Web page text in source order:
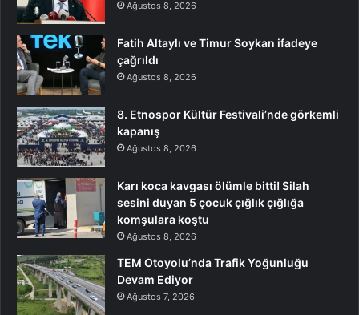
Ağustos 8, 2026
Fatih Altaylı ve Timur Soykan ifadeye
çağrıldı
Ağustos 8, 2026
8. Etnospor Kültür Festivali’nde görkemli
kapanış
Ağustos 8, 2026
Karı koca kavgası ölümle bitti! Silah
sesini duyan 5 çocuk çığlık çığlığa
komşulara koştu
Ağustos 8, 2026
TEM Otoyolu’nda Trafik Yoğunluğu
Devam Ediyor
Ağustos 7, 2026